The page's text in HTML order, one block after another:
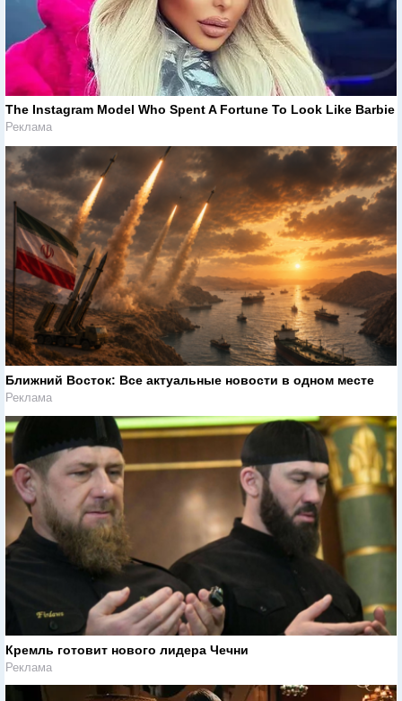
The Instagram Model Who Spent A Fortune To Look Like Barbie
Реклама
Ближний Восток: Все актуальные новости в одном месте
Реклама
Кремль готовит нового лидера Чечни
Реклама